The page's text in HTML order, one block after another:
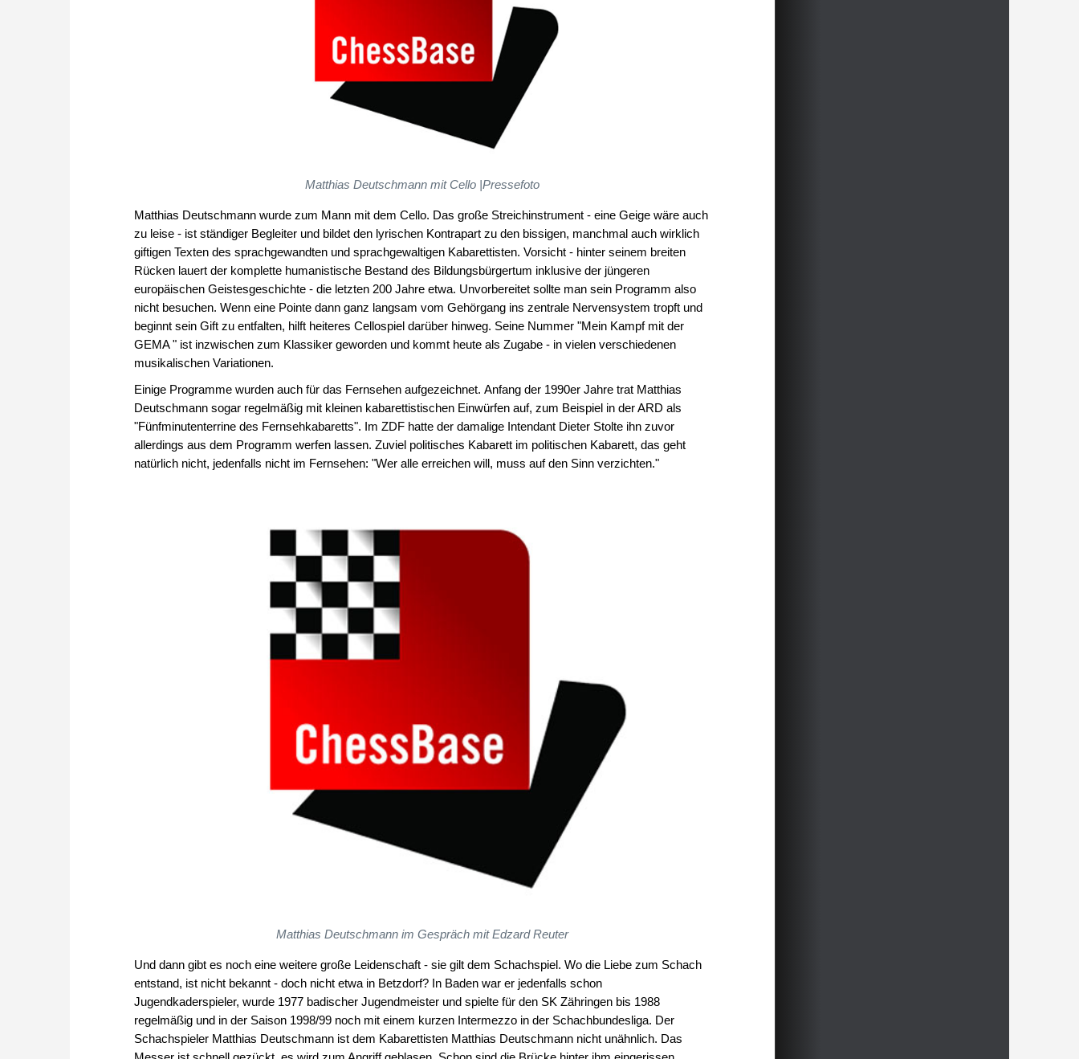
Matthias Deutschmann mit Cello |Pressefoto
Matthias Deutschmann wurde zum Mann mit dem Cello. Das große Streichinstrument - eine Geige wäre auch
zu leise - ist ständiger Begleiter und bildet den lyrischen Kontrapart zu den bissigen, manchmal auch wirklich
giftigen Texten des sprachgewandten und sprachgewaltigen Kabarettisten. Vorsicht - hinter seinem breiten
Rücken lauert der komplette humanistische Bestand des Bildungsbürgertum inklusive der jüngeren
europäischen Geistesgeschichte - die letzten 200 Jahre etwa. Unvorbereitet sollte man sein Programm also
nicht besuchen. Wenn eine Pointe dann ganz langsam vom Gehörgang ins zentrale Nervensystem tropft und
beginnt sein Gift zu entfalten, hilft heiteres Cellospiel darüber hinweg. Seine Nummer "Mein Kampf mit der
GEMA " ist inzwischen zum Klassiker geworden und kommt heute als Zugabe - in vielen verschiedenen
musikalischen Variationen.
Einige Programme wurden auch für das Fernsehen aufgezeichnet. Anfang der 1990er Jahre trat Matthias
Deutschmann sogar regelmäßig mit kleinen kabarettistischen Einwürfen auf, zum Beispiel in der ARD als
"Fünfminutenterrine des Fernsehkabaretts". Im ZDF hatte der damalige Intendant Dieter Stolte ihn zuvor
allerdings aus dem Programm werfen lassen. Zuviel politisches Kabarett im politischen Kabarett, das geht
natürlich nicht, jedenfalls nicht im Fernsehen: "Wer alle erreichen will, muss auf den Sinn verzichten."
Matthias Deutschmann im Gespräch mit Edzard Reuter
Und dann gibt es noch eine weitere große Leidenschaft - sie gilt dem Schachspiel. Wo die Liebe zum Schach
entstand, ist nicht bekannt - doch nicht etwa in Betzdorf? In Baden war er jedenfalls schon
Jugendkaderspieler, wurde 1977 badischer Jugendmeister und spielte für den SK Zähringen bis 1988
regelmäßig und in der Saison 1998/99 noch mit einem kurzen Intermezzo in der Schachbundesliga. Der
Schachspieler Matthias Deutschmann ist dem Kabarettisten Matthias Deutschmann nicht unähnlich. Das